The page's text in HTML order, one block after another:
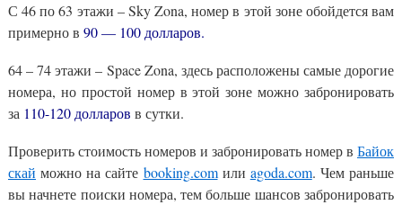
С 46 по 63 этажи – Sky Zona, номер в этой зоне обойдется вам
примерно в 90 — 100 долларов.
64 – 74 этажи – Space Zona, здесь расположены самые дорогие
номера, но простой номер в этой зоне можно забронировать
за 110-120 долларов в сутки.
Проверить стоимость номеров и забронировать номер в Байок
скай можно на сайте booking.comили agoda.com. Чем раньше
вы начнете поиски номера, тем больше шансов забронировать